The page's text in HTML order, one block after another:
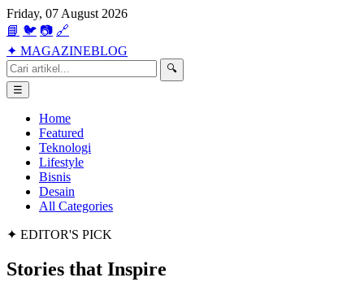
Friday, 07 August 2026
📘 🐦 📷 🔗
✦ MAGAZINEBLOG
🔍
☰
Home
Featured
Teknologi
Lifestyle
Bisnis
Desain
All Categories
✦ EDITOR'S PICK
Stories that Inspire